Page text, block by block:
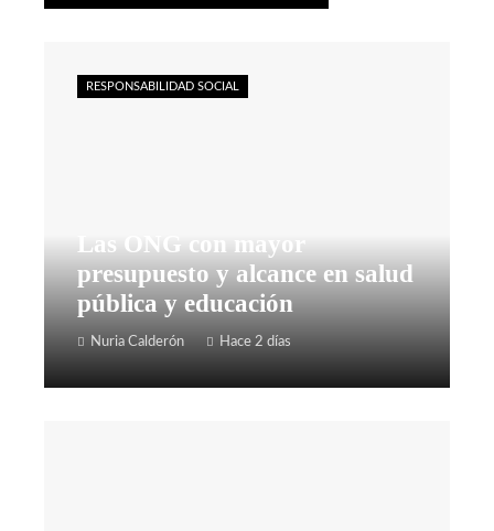
Las ONG con mayor
presupuesto y alcance en salud
pública y educación
Nuria Calderón Hace 2 días
RESPONSABILIDAD SOCIAL